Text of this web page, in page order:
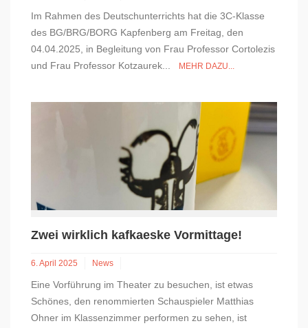
Im Rahmen des Deutschunterrichts hat die 3C-Klasse
des BG/BRG/BORG Kapfenberg am Freitag, den
04.04.2025, in Begleitung von Frau Professor Cortolezis
und Frau Professor Kotzaurek...
MEHR DAZU...
Zwei wirklich kafkaeske Vormittage!
6. April 2025 News
Eine Vorführung im Theater zu besuchen, ist etwas
Schönes, den renommierten Schauspieler Matthias
Ohner im Klassenzimmer performen zu sehen, ist